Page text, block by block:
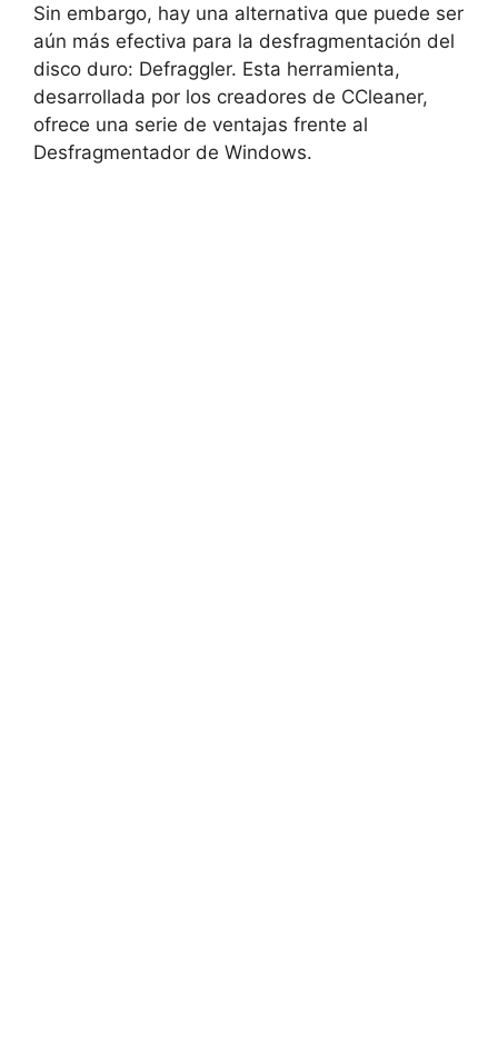
Sin embargo, hay una alternativa que puede ser
aún más efectiva para la desfragmentación del
disco duro: Defraggler. Esta herramienta,
desarrollada por los creadores de CCleaner,
ofrece una serie de ventajas frente al
Desfragmentador de Windows.